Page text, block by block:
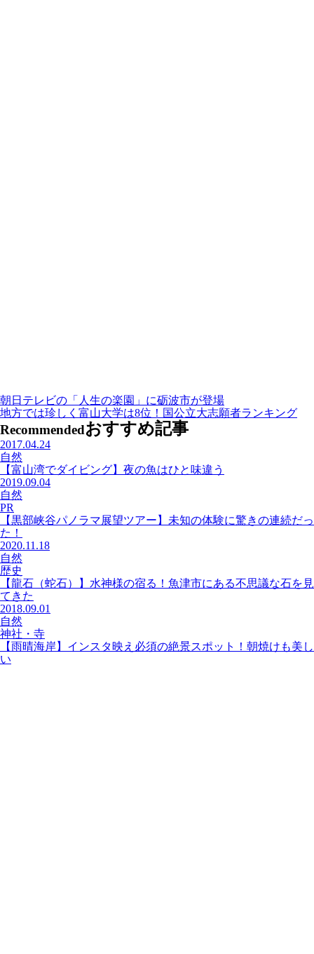
朝日テレビの「人生の楽園」に砺波市が登場
地方では珍しく富山大学は8位！国公立大志願者ランキング
Recommendedおすすめ記事
2017.04.24
自然
【富山湾でダイビング】夜の魚はひと味違う
2019.09.04
自然
PR
【黒部峡谷パノラマ展望ツアー】未知の体験に驚きの連続だっ
た！
2020.11.18
自然
歴史
【龍石（蛇石）】水神様の宿る！魚津市にある不思議な石を見
てきた
2018.09.01
自然
神社・寺
【雨晴海岸】インスタ映え必須の絶景スポット！朝焼けも美し
い